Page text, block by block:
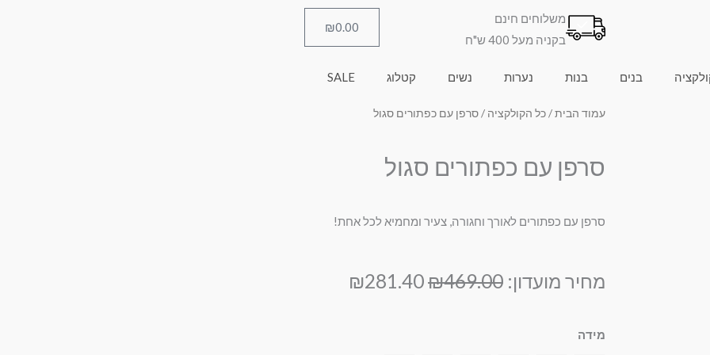
משלוחים חינם
בקניה מעל 400 ש"ח
₪0.00
קניות
בנים בנות נערות נשים קטלוג SALE
עמוד הבית/כל הקולקציה / סרפן עם כפתורים סגול
סרפן עם כפתורים סגול
סרפן עם כפתורים לאורך וחגורה, צעיר ומחמיא לכל אחת!
מחיר מועדון: ₪469.00
המחיר ₪281.40
מידה
כמות